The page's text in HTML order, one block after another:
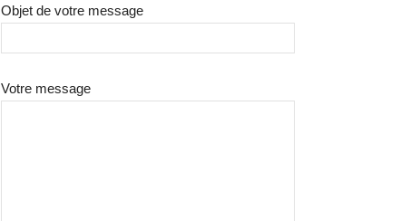
Objet de votre message
Votre message